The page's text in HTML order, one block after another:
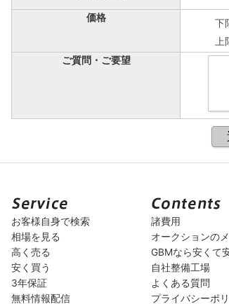
価格
下
ご質問・ご要望
お客様自身で検索
相場を見る
高く売る
安く買う
3年保証
無料情報配信
諸費用
オークションの
GBMなら安くて
自社整備工場
よくある質問
プライバシーポ